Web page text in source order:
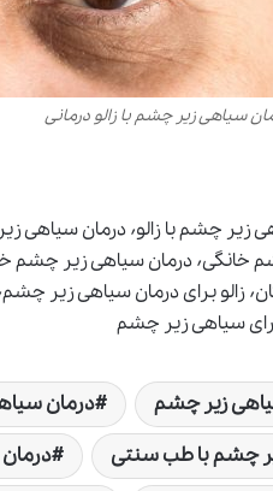
سیاهی زیر چشم با زالو درمانی
زیر چشم
درمان
چشم با طب سنتی